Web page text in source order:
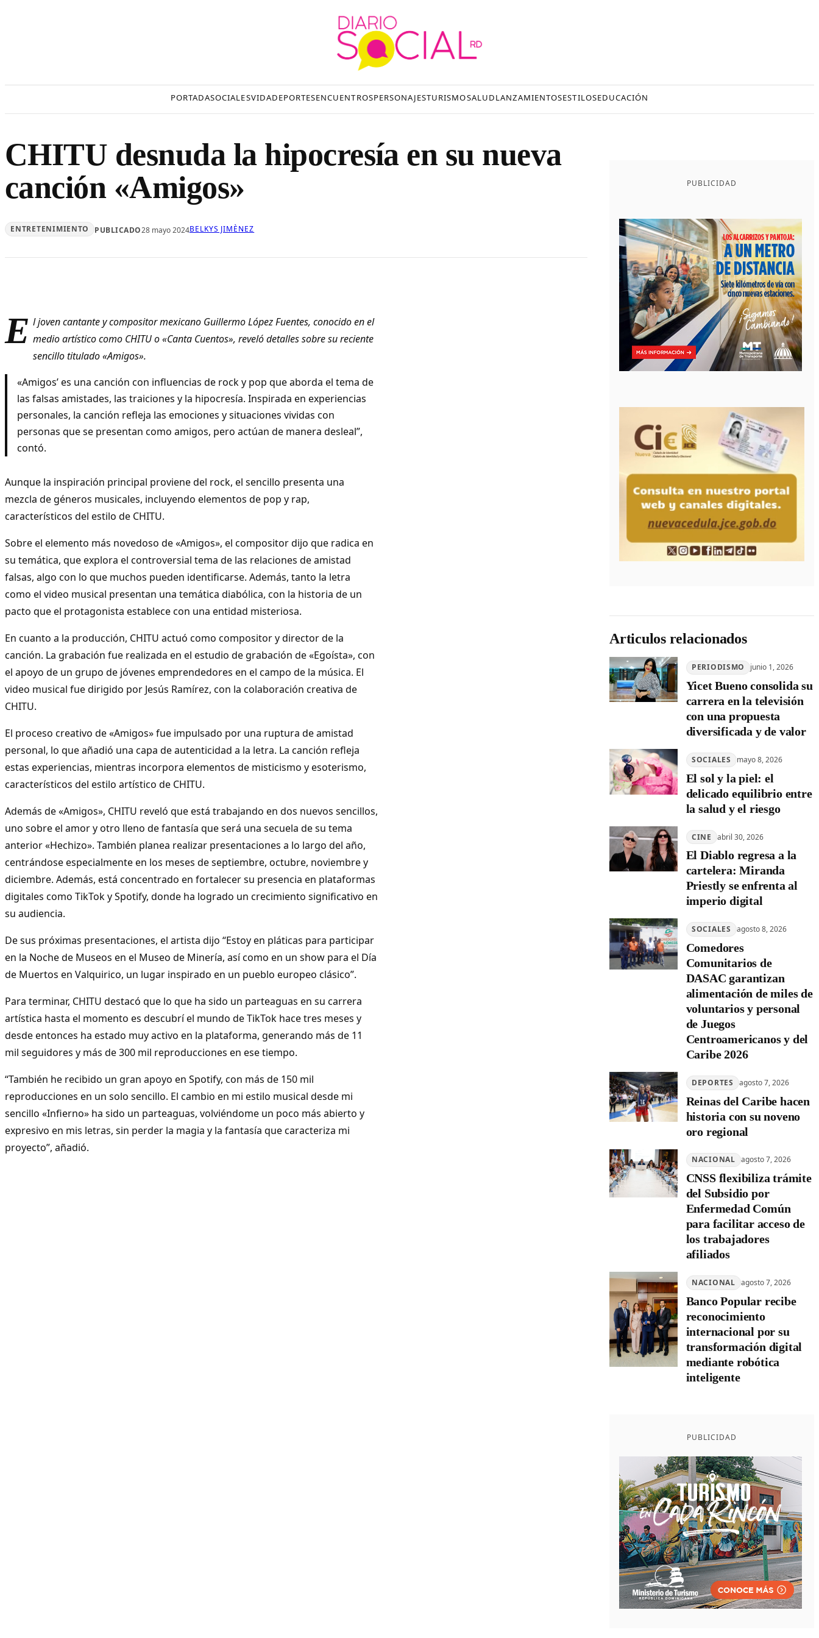
PORTADASOCIALESVIDADEPORTESENCUENTROSPERSONAJESTURISMOSALUDLANZAMIENTOSESTILOSEDUCACIÓN
CHITU desnuda la hipocresía en su nueva
canción «Amigos»
ENTRETENIMIENTO PUBLICADO28 mayo 2024BELKYS JIMÈNEZ
E l joven cantante y compositor mexicano Guillermo López Fuentes, conocido en el
medio artístico como CHITU o «Canta Cuentos», reveló detalles sobre su reciente
sencillo titulado «Amigos».
«Amigos’ es una canción con influencias de rock y pop que aborda el tema de
las falsas amistades, las traiciones y la hipocresía. Inspirada en experiencias
personales, la canción refleja las emociones y situaciones vividas con
personas que se presentan como amigos, pero actúan de manera desleal”,
contó.
Aunque la inspiración principal proviene del rock, el sencillo presenta una
mezcla de géneros musicales, incluyendo elementos de pop y rap,
característicos del estilo de CHITU.
Sobre el elemento más novedoso de «Amigos», el compositor dijo que radica en
su temática, que explora el controversial tema de las relaciones de amistad
falsas, algo con lo que muchos pueden identificarse. Además, tanto la letra
como el video musical presentan una temática diabólica, con la historia de un
pacto que el protagonista establece con una entidad misteriosa.
En cuanto a la producción, CHITU actuó como compositor y director de la
canción. La grabación fue realizada en el estudio de grabación de «Egoísta», con
el apoyo de un grupo de jóvenes emprendedores en el campo de la música. El
video musical fue dirigido por Jesús Ramírez, con la colaboración creativa de
CHITU.
El proceso creativo de «Amigos» fue impulsado por una ruptura de amistad
personal, lo que añadió una capa de autenticidad a la letra. La canción refleja
estas experiencias, mientras incorpora elementos de misticismo y esoterismo,
característicos del estilo artístico de CHITU.
Además de «Amigos», CHITU reveló que está trabajando en dos nuevos sencillos,
uno sobre el amor y otro lleno de fantasía que será una secuela de su tema
anterior «Hechizo». También planea realizar presentaciones a lo largo del año,
centrándose especialmente en los meses de septiembre, octubre, noviembre y
diciembre. Además, está concentrado en fortalecer su presencia en plataformas
digitales como TikTok y Spotify, donde ha logrado un crecimiento significativo en
su audiencia.
De sus próximas presentaciones, el artista dijo “Estoy en pláticas para participar
en la Noche de Museos en el Museo de Minería, así como en un show para el Día
de Muertos en Valquirico, un lugar inspirado en un pueblo europeo clásico”.
Para terminar, CHITU destacó que lo que ha sido un parteaguas en su carrera
artística hasta el momento es descubrí el mundo de TikTok hace tres meses y
desde entonces ha estado muy activo en la plataforma, generando más de 11
mil seguidores y más de 300 mil reproducciones en ese tiempo.
“También he recibido un gran apoyo en Spotify, con más de 150 mil
reproducciones en un solo sencillo. El cambio en mi estilo musical desde mi
sencillo «Infierno» ha sido un parteaguas, volviéndome un poco más abierto y
expresivo en mis letras, sin perder la magia y la fantasía que caracteriza mi
proyecto”, añadió.
PUBLICIDAD
Articulos relacionados
PERIODISMO junio 1, 2026
Yicet Bueno consolida su
carrera en la televisión
con una propuesta
diversificada y de valor
SOCIALES mayo 8, 2026
El sol y la piel: el
delicado equilibrio entre
la salud y el riesgo
CINE abril 30, 2026
El Diablo regresa a la
cartelera: Miranda
Priestly se enfrenta al
imperio digital
SOCIALES agosto 8, 2026
Comedores
Comunitarios de
DASAC garantizan
alimentación de miles de
voluntarios y personal
de Juegos
Centroamericanos y del
Caribe 2026
DEPORTES agosto 7, 2026
Reinas del Caribe hacen
historia con su noveno
oro regional
NACIONAL agosto 7, 2026
CNSS flexibiliza trámite
del Subsidio por
Enfermedad Común
para facilitar acceso de
los trabajadores
afiliados
NACIONAL agosto 7, 2026
Banco Popular recibe
reconocimiento
internacional por su
transformación digital
mediante robótica
inteligente
PUBLICIDAD